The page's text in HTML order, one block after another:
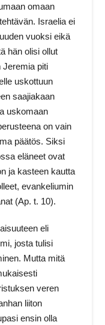
omaan
Israelia ei
vuoksi eikä
hän olisi ollut
Jeremia piti
uskottuun
saajiakaan
uskomaan
on vain
päätös. Siksi
eläneet ovat
ja kasteen kautta
evankeliumin
(Ap. t. 10).
eli
josta tulisi
Mutta mitä
veren
liiton
ensin olla